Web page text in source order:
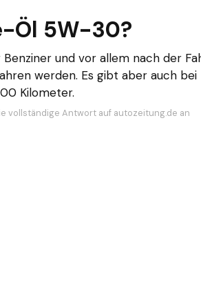
Öl 5W-30?
und vor allem nach der
werden. Es gibt aber auch bei
Kilometer.
vollständige Antwort auf autozeitung.de an